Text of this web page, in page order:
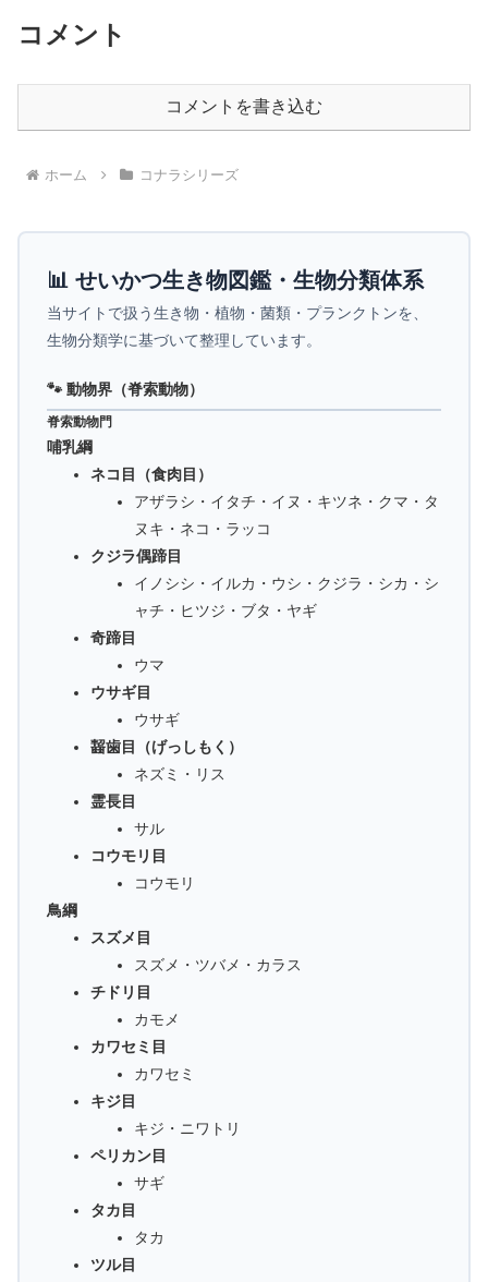
コメント
コメントを書き込む
ホーム コナラシリーズ
📊 せいかつ生き物図鑑・生物分類体系
当サイトで扱う生き物・植物・菌類・プランクトンを、
生物分類学に基づいて整理しています。
🐾 動物界（脊索動物）
脊索動物門
哺乳綱
ネコ目（食肉目）
アザラシ・イタチ・イヌ・キツネ・クマ・タ
ヌキ・ネコ・ラッコ
クジラ偶蹄目
イノシシ・イルカ・ウシ・クジラ・シカ・シ
ャチ・ヒツジ・ブタ・ヤギ
奇蹄目
ウマ
ウサギ目
ウサギ
齧歯目（げっしもく）
ネズミ・リス
霊長目
サル
コウモリ目
コウモリ
鳥綱
スズメ目
スズメ・ツバメ・カラス
チドリ目
カモメ
カワセミ目
カワセミ
キジ目
キジ・ニワトリ
ペリカン目
サギ
タカ目
タカ
ツル目